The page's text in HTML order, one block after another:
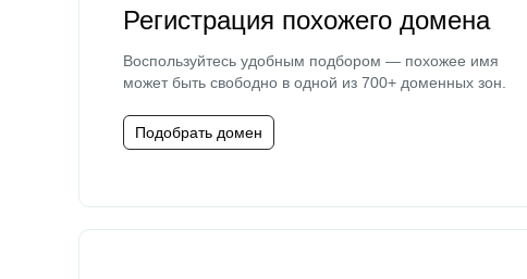
Регистрация похожего домена
Воспользуйтесь удобным подбором — похожее имя
может быть свободно в одной из 700+ доменных зон.
Подобрать домен